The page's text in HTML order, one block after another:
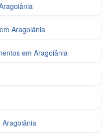
Aragoiânia
em Aragoiânia